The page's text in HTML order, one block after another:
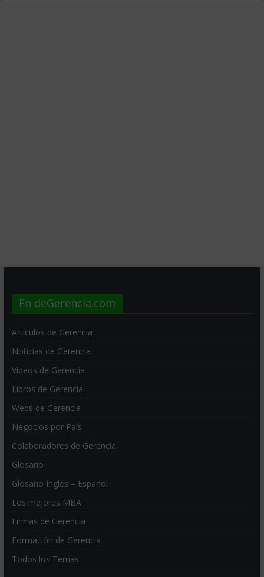
En deGerencia.com
Artículos de Gerencia
Noticias de Gerencia
Videos de Gerencia
Libros de Gerencia
Webs de Gerencia
Negocios por País
Colaboradores de Gerencia
Glosario
Glosario Inglés – Español
Los mejores MBA
Firmas de Gerencia
Formación de Gerencia
Todos los Temas